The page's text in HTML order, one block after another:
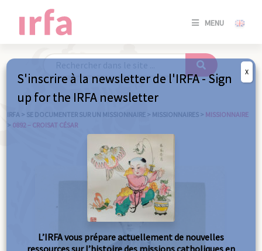
MENU
SE
/
IRFA > SE DOCUMENTER SUR UN MISSIONNAIRE > MISSIONNAIRES > MISSIONNAIRE
> 0892 – CROISAT CÉSAR
S'inscrire à la newsletter de l'IRFA - Sign
up for the IRFA newsletter
L’IRFA vous prépare actuellement de nouvelles
ressources sur l’histoire des missions catholiques en
X